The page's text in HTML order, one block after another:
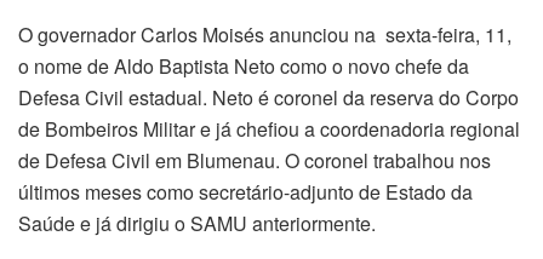
O governador Carlos Moisés anunciou na sexta-feira, 11,
o nome de Aldo Baptista Neto como o novo chefe da
Defesa Civil estadual. Neto é coronel da reserva do Corpo
de Bombeiros Militar e já chefiou a coordenadoria regional
de Defesa Civil em Blumenau. O coronel trabalhou nos
últimos meses como secretário-adjunto de Estado da
Saúde e já dirigiu o SAMU anteriormente.